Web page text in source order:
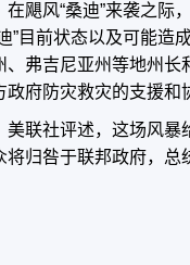
在飓风“桑迪”来袭之际
”目前状态以及可能造
、弗吉尼亚州等地州长
政府防灾救灾的支援和
美联社评述，这场风暴
将归咎于联邦政府，总